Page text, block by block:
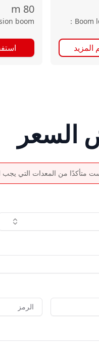
Boom
：
المزيد
80
m
boom
من المعدات التي يجب
الرمز